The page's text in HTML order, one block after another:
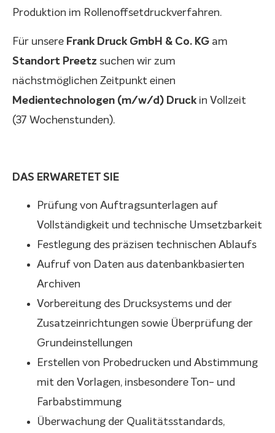
Produktion im Rollenoffsetdruckverfahren.
Für unsere Frank Druck GmbH & Co. KG am
Standort Preetz suchen wir zum
nächstmöglichen Zeitpunkt einen
Medientechnologen (m/w/d) Druckin Vollzeit
(37 Wochenstunden).
DAS ERWARETET SIE
Prüfung von Auftragsunterlagen auf
Vollständigkeit und technische Umsetzbarkeit
Festlegung des präzisen technischen Ablaufs
Aufruf von Daten aus datenbankbasierten
Archiven
Vorbereitung des Drucksystems und der
Zusatzeinrichtungen sowie Überprüfung der
Grundeinstellungen
Erstellen von Probedrucken und Abstimmung
mit den Vorlagen, insbesondere Ton- und
Farbabstimmung
Überwachung der Qualitätsstandards,